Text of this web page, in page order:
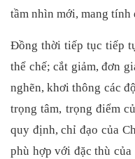
tầm nhìn mới, mang tính
Đồng thời tiếp tục tiếp
thể chế; cắt giảm, đơn
nghẽn, khơi thông các
trọng tâm, trọng điểm
quy định, chỉ đạo của
phù hợp với đặc thù